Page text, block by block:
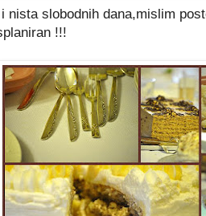
nista slobodnih dana,mislim
!!!